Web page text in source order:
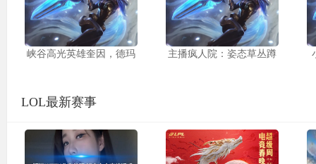
峡谷高光英雄奎因，德玛 主播疯人院：姿态草丛蹲
LOL最新赛事